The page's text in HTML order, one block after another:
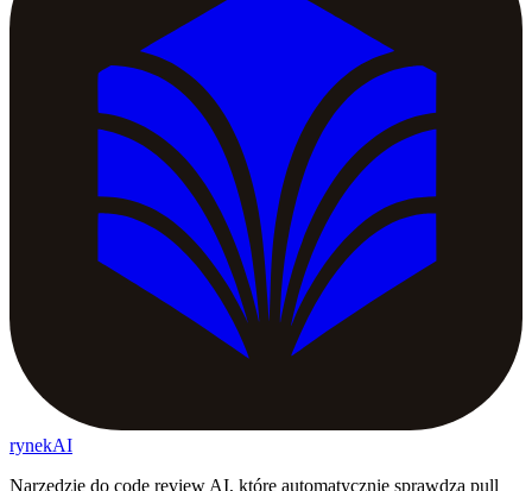
rynekAI
Narzędzie do code review AI, które automatycznie sprawdza pull